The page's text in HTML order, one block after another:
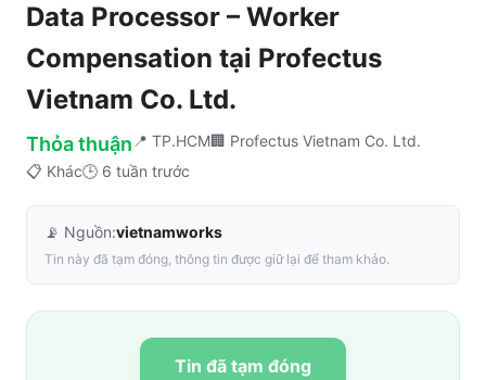
Data Processor – Worker
Compensation tại Profectus
Vietnam Co. Ltd.
Thỏa thuận 📍 TP.HCM🏢 Profectus Vietnam Co. Ltd.
📋 Khác🕒 6 tuần trước
📡 Nguồn:vietnamworks
Tin này đã tạm đóng, thông tin được giữ lại để tham khảo.
Tin đã tạm đóng